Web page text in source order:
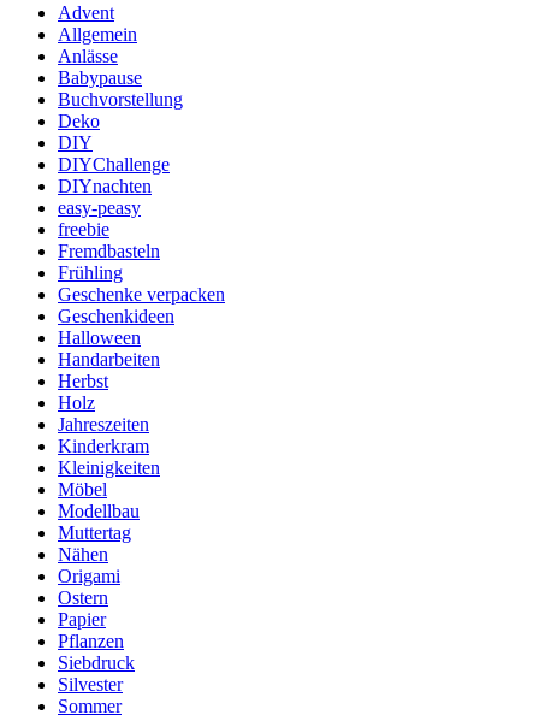
Advent
Allgemein
Anlässe
Babypause
Buchvorstellung
Deko
DIY
DIYChallenge
DIYnachten
easy-peasy
freebie
Fremdbasteln
Frühling
Geschenke verpacken
Geschenkideen
Halloween
Handarbeiten
Herbst
Holz
Jahreszeiten
Kinderkram
Kleinigkeiten
Möbel
Modellbau
Muttertag
Nähen
Origami
Ostern
Papier
Pflanzen
Siebdruck
Silvester
Sommer